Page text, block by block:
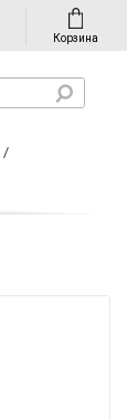
Корзина